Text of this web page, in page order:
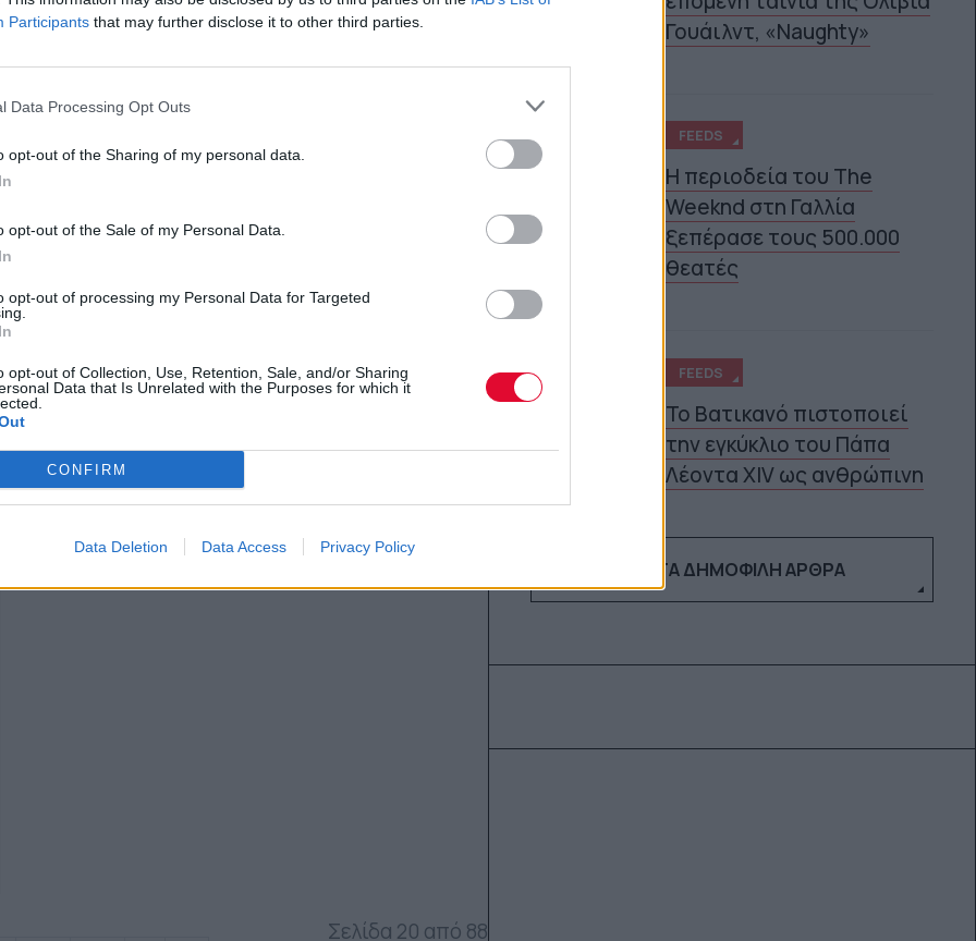
Participants that may further disclose it to other third parties.
Data Processing Opt Outs
opt-out of the Sharing of my personal data.
opt-out of the Sale of my Personal Data.
opt-out of processing my Personal Data for Targeted
opt-out of Collection, Use, Retention, Sale, and/or Sharing
Data that Is Unrelated with the Purposes for which it
CONFIRM
Data Deletion Data Access Privacy Policy
Η τεχνολογική εξέλιξη και η
διπλή όψη του θαύματος της
προόδου
Σελίδα 20 από 88
Γουάιλντ, «Naughty»
4
FEEDS
Η περιοδεία του The
Weeknd στη Γαλλία
ξεπέρασε τους 500.000
θεατές
5
FEEDS
Το Βατικανό πιστοποιεί
την εγκύκλιο του Πάπα
Λέοντα XIV ως ανθρώπινη
ΔΕΣ ΤΑ ΔΗΜΟΦΙΛΉ ΆΡΘΡΑ